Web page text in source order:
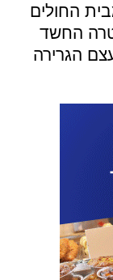
החולים
החשד
הגרירה